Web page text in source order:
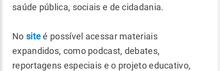
saúde pública, sociais e de cidadania.
No siteé possível acessar materiais
expandidos, como podcast, debates,
reportagens especiais e o projeto educativo,